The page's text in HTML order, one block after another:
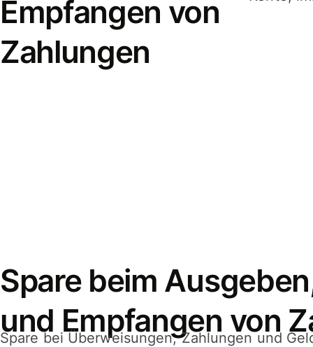
Empfangen von
Zahlungen
Spare beim
und Empfangen von
Spare bei Überweisungen, Zahlungen und